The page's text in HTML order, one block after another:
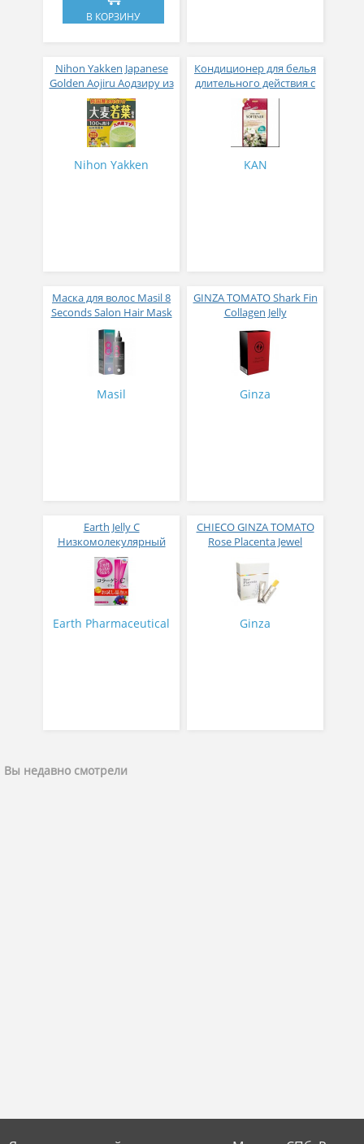
В КОРЗИНУ
Nihon Yakken Japanese
Golden Aojiru Аодзиру из
листьев молодого
ячменя
Nihon Yakken
Кондиционер для белья
длительного действия с
аромакапсулами с
экзотическим ароматом
500 мл
KAN
Маска для волос Masil 8
Seconds Salon Hair Mask
200 мл
Masil
GINZA TOMATO Shark Fin
Collagen Jelly
Коллагеновое желе из
плавников голубой
акулы со вкусом манго
№ 14
Ginza
Earth Jelly C
Низкомолекулярный
рыбный коллаген с
витамином С и 5
активных компонентов
с ягодным вкусом 8 гр
Earth Pharmaceutical
CHIECO GINZA TOMATO
Rose Placenta Jewel
в желе № 30
Ginza
Вы недавно смотрели